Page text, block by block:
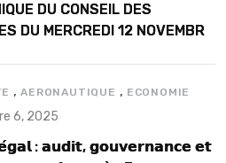
DU CONSEIL DES
DU MERCREDI 12 NOVEMBRE
,AERONAUTIQUE , ECONOMIE
6, 2025
: 𝗮𝘂𝗱𝗶𝘁, 𝗴𝗼𝘂𝘃𝗲𝗿𝗻𝗮𝗻𝗰𝗲 𝗲𝘁